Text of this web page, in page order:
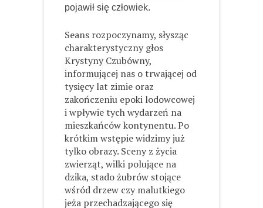
pojawił się człowiek.
Seans rozpoczynamy, słysząc
charakterystyczny głos
Krystyny Czubówny,
informującej nas o trwającej od
tysięcy lat zimie oraz
zakończeniu epoki lodowcowej
i wpływie tych wydarzeń na
mieszkańców kontynentu. Po
krótkim wstępie widzimy już
tylko obrazy. Sceny z życia
zwierząt, wilki polujące na
dzika, stado żubrów stojące
wśród drzew czy malutkiego
jeża przechadzającego się